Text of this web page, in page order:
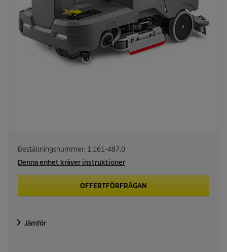
Beställningsnummer: 1.161-487.0
Denna enhet kräver instruktioner
OFFERTFÖRFRÅGAN
Jämför